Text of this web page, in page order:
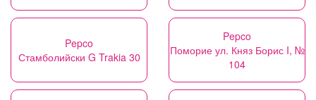
Pepco
Стамболийски G Trakia 30
Pepco
Поморие ул. Княз Борис I, №
104